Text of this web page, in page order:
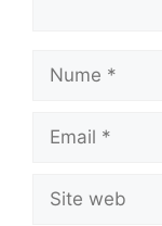
Nume
Email
Site
web